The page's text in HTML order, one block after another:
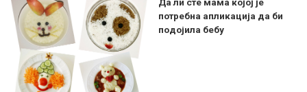
потребна апликација да би
подојила бебу